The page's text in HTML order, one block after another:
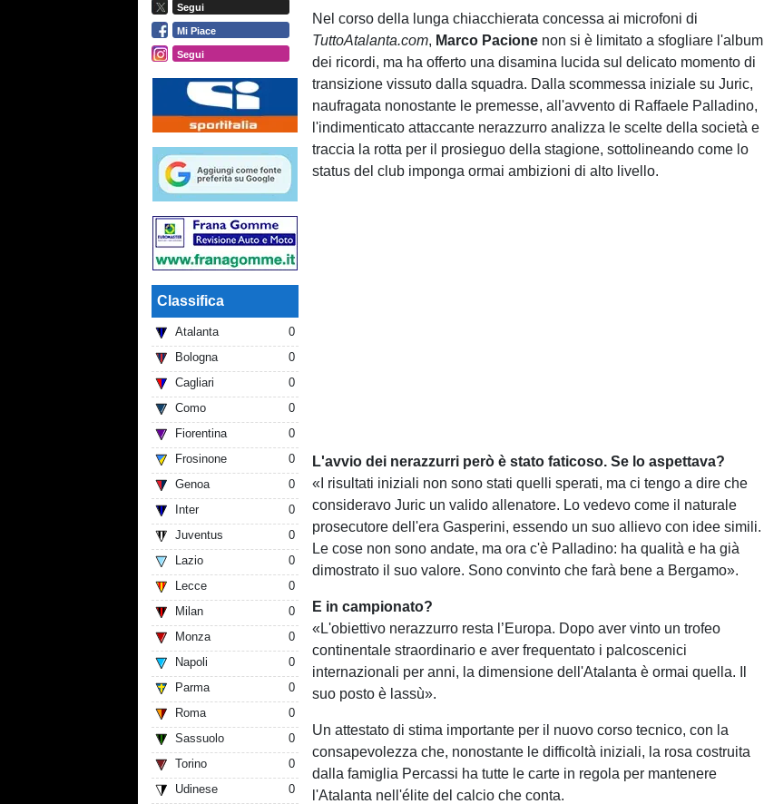
Segui
Mi Piace
Segui
Classifica
Atalanta
0
Bologna
0
Cagliari
0
Como
0
Fiorentina
0
Frosinone
0
Genoa
0
Inter
0
Juventus
0
Lazio
0
Lecce
0
Milan
0
Monza
0
Napoli
0
Parma
0
Roma
0
Sassuolo
0
Torino
0
Udinese
0
Nel corso della lunga chiacchierata concessa ai microfoni di
TuttoAtalanta.com, Marco Pacione non si è limitato a sfogliare l'album
dei ricordi, ma ha offerto una disamina lucida sul delicato momento di
transizione vissuto dalla squadra. Dalla scommessa iniziale su Juric,
naufragata nonostante le premesse, all'avvento di Raffaele Palladino,
l'indimenticato attaccante nerazzurro analizza le scelte della società e
traccia la rotta per il prosieguo della stagione, sottolineando come lo
status del club imponga ormai ambizioni di alto livello.
L'avvio dei nerazzurri però è stato faticoso. Se lo aspettava?
«I risultati iniziali non sono stati quelli sperati, ma ci tengo a dire che
consideravo Juric un valido allenatore. Lo vedevo come il naturale
prosecutore dell'era Gasperini, essendo un suo allievo con idee simili.
Le cose non sono andate, ma ora c'è Palladino: ha qualità e ha già
dimostrato il suo valore. Sono convinto che farà bene a Bergamo».
E in campionato?
«L'obiettivo nerazzurro resta l’Europa. Dopo aver vinto un trofeo
continentale straordinario e aver frequentato i palcoscenici
internazionali per anni, la dimensione dell'Atalanta è ormai quella. Il
suo posto è lassù».
Un attestato di stima importante per il nuovo corso tecnico, con la
consapevolezza che, nonostante le difficoltà iniziali, la rosa costruita
dalla famiglia Percassi ha tutte le carte in regola per mantenere
l'Atalanta nell'élite del calcio che conta.